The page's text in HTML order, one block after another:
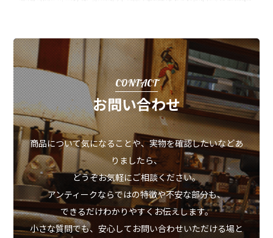
CONTACT
お問い合わせ
商品について気になることや、実物を確認したいなどあ
りましたら、
どうぞお気軽にご相談ください。
アンティークならではの特徴や不安な部分も、
できるだけわかりやすくお伝えします。
小さな質問でも、安心してお問い合わせいただける場と